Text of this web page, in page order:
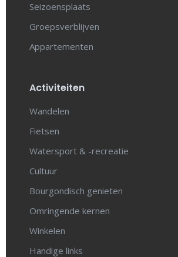
Seizoensplaats
Groepsverblijven
Appartementen
Activiteiten
Wandelen
Fietsen
Watersport & -recreatie
Cultuur
Bourgondisch genieten
Omringende kernen
Winkelen
Handige links